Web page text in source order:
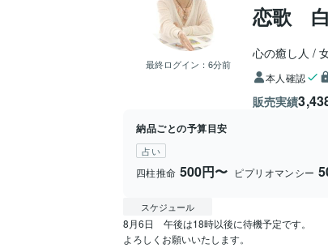
最終ログイン： 6分前
恋歌
心の癒し人
本人確認
販売実績
納品ごとの予算目安
占い
四柱推命 500円〜 ピプリオマンシー
スケジュール
8月6日　午後は18時以後に待機予定です。
よろしくお願いいたします。